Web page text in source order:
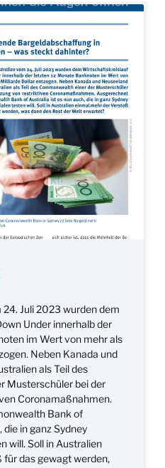
Juli 2023 wurden dem
Under innerhalb der
im Wert von mehr als
Neben Kanada und
als Teil des
Musterschüler bei der
Coronamaßnahmen.
Bank of
die in ganz Sydney
will. Soll in Australien
das gewagt werden,